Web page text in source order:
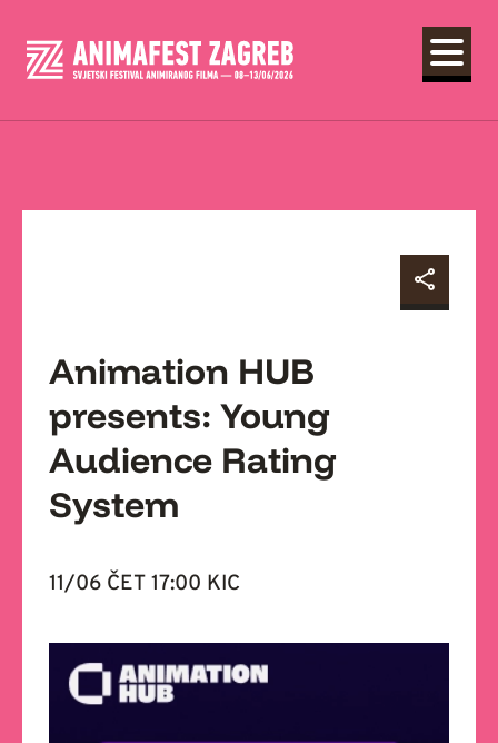
Animation HUB
presents: Young
Audience Rating
System
11/06 ČET 17:00 KIC